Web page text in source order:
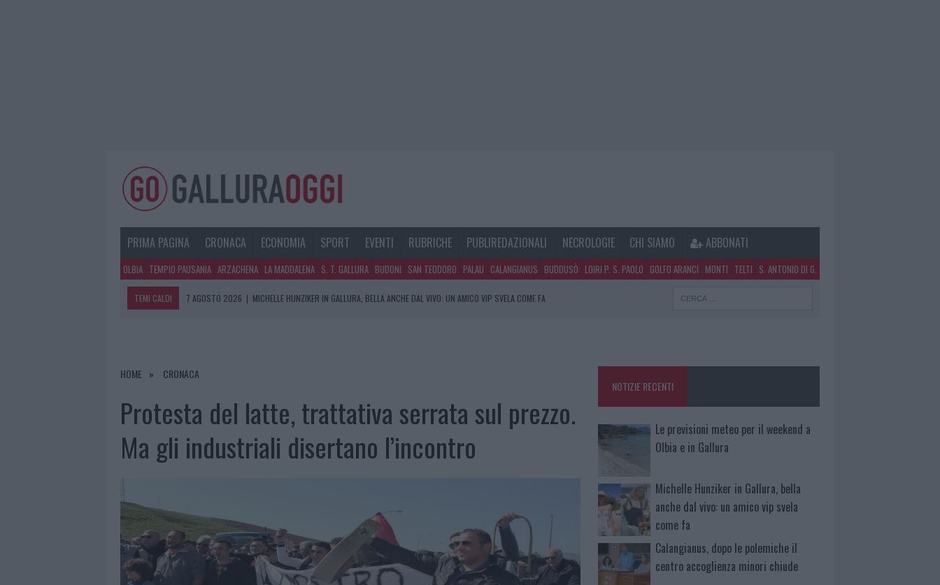
PRIMA PAGINA CRONACA ECONOMIA SPORT EVENTI RUBRICHE PUBLIREDAZIONALI NECROLOGIE CHI SIAMO ABBONATI
OLBIA TEMPIO PAUSANIA ARZACHENA LA MADDALENA S. T. GALLURA BUDONI SAN TEODORO PALAU CALANGIANUS BUDDUSÒ LOIRI P. S. PAOLO GOLFO ARANCI MONTI TELTI S. ANTONIO DI G.
TEMI CALDI 7 AGOSTO 2026 | MICHELLE HUNZIKER IN GALLURA, BELLA ANCHE DAL VIVO: UN AMICO VIP SVELA COME FA
7 AGOSTO 2026
|
HOME CRONACA
Protesta del latte, trattativa serrata sul prezzo.
Ma gli industriali disertano l’incontro
NOTIZIE RECENTI
Le previsioni meteo per il weekend a
Olbia e in Gallura
Michelle Hunziker in Gallura, bella
anche dal vivo: un amico vip svela
come fa
Calangianus, dopo le polemiche il
centro accoglienza minori chiude